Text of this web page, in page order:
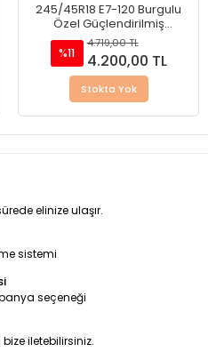
245/45R18 E7-120 Burgulu
Özel Güçlendirilmiş
Takmatik Kar Zinciri
%11
4.719,00 TL
4.200,00 TL
Stokta Yok
elinize ulaşır.
sistemi
seçeneği
iletebilirsiniz.